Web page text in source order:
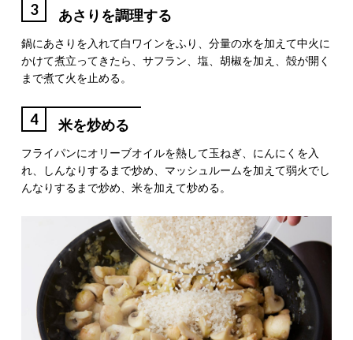
3 あさりを調理する
鍋にあさりを入れて白ワインをふり、分量の水を加えて中火に
かけて煮立ってきたら、サフラン、塩、胡椒を加え、殻が開く
まで煮て火を止める。
4 米を炒める
フライパンにオリーブオイルを熱して玉ねぎ、にんにくを入
れ、しんなりするまで炒め、マッシュルームを加えて弱火でし
んなりするまで炒め、米を加えて炒める。